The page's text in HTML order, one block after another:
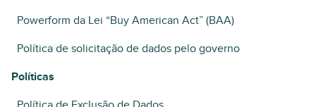
Powerform da Lei “Buy American Act” (BAA)
Política de solicitação de dados pelo governo
Políticas